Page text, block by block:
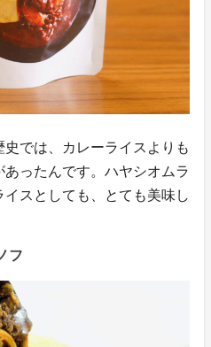
では、カレーライスよりも
ったんです。ハヤシオムラ
スとしても、とても美味し
フ